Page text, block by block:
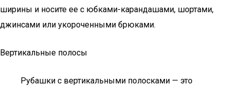
ширины и носите ее с юбками-карандашами, шортами,
джинсами или укороченными брюками.
Вертикальные полосы
Рубашки с вертикальными полосками — это